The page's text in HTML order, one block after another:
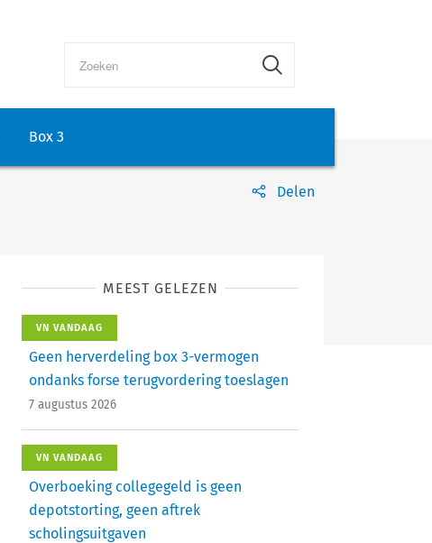
Box 3
Delen
MEEST GELEZEN
VN VANDAAG
Geen herverdeling box 3-vermogen
ondanks forse terugvordering toeslagen
7 augustus 2026
VN VANDAAG
Overboeking collegegeld is geen
depotstorting, geen aftrek
scholingsuitgaven